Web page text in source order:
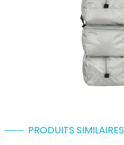
PRODUITS SIMILAIRES